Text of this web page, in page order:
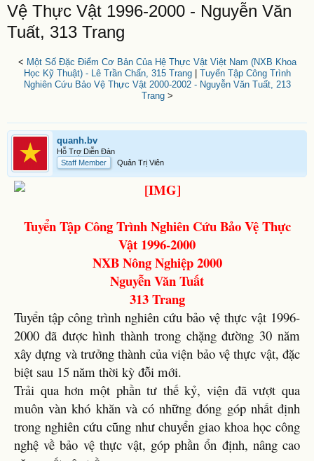
Vệ Thực Vật 1996-2000 - Nguyễn Văn
Tuất, 313 Trang
< Một Số Đặc Điểm Cơ Bản Của Hệ Thực Vật Việt Nam (NXB Khoa
Học Kỹ Thuật) - Lê Trần Chấn, 315 Trang| Tuyển Tập Công Trình
Nghiên Cứu Bảo Vệ Thực Vật 2000-2002 - Nguyễn Văn Tuất, 213
Trang>
quanh.bv
Hỗ Trợ Diễn Đàn
Staff Member
Quản Trị Viên
Tuyển Tập Công Trình Nghiên Cứu Bảo Vệ Thực
Vật 1996-2000
NXB Nông Nghiệp 2000
Nguyễn Văn Tuất
313 Trang
Tuyển tập công trình nghiên cứu bảo vệ thực vật 1996-
2000 đã được hình thành trong chặng đường 30 năm
xây dựng và trưởng thành của viện bảo vệ thực vật, đặc
biệt sau 15 năm thời kỳ đỗi mới.
Trải qua hơn một phần tư thế kỷ, viện đã vượt qua
muôn vàn khó khăn và có những đóng góp nhất định
trong nghiên cứu cũng như chuyển giao khoa học công
nghệ về bảo vệ thực vật, góp phần ổn định, nâng cao